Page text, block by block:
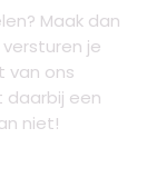
Maak dan
je
van ons
daarbij een
niet!